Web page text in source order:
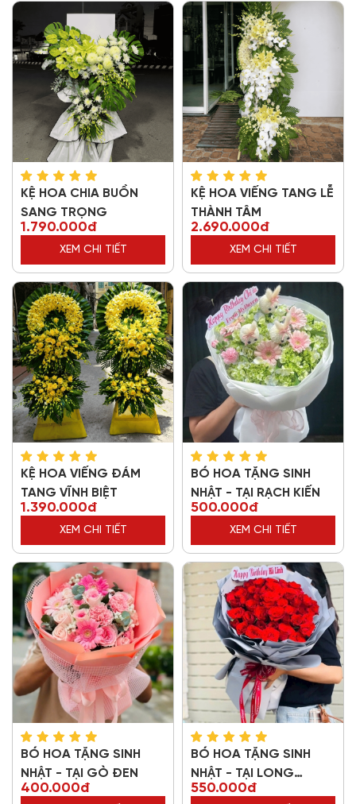
KỆ HOA CHIA BUỒN
SANG TRỌNG
1.790.000đ
XEM CHI TIẾT
KỆ HOA VIẾNG TANG LỄ
THÀNH TÂM
2.690.000đ
XEM CHI TIẾT
KỆ HOA VIẾNG ĐÁM
TANG VĨNH BIỆT
1.390.000đ
XEM CHI TIẾT
BÓ HOA TẶNG SINH
NHẬT - TẠI RẠCH KIẾN
500.000đ
XEM CHI TIẾT
BÓ HOA TẶNG SINH
NHẬT - TẠI GÒ ĐEN
400.000đ
BÓ HOA TẶNG SINH
NHẬT - TẠI LONG
THƯỢNG
550.000đ